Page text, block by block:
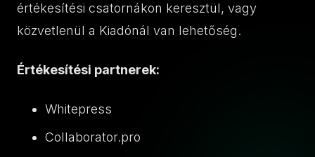
értékesítési csatornákon keresztül, vagy
közvetlenül a Kiadónál van lehetőség.
Értékesítési partnerek:
Whitepress
Collaborator.pro